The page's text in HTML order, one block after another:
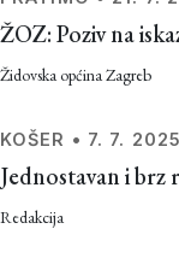
ŽOZ: Poziv na
Židovska općina Zagreb
KOŠER • 7. 7.
Jednostavan i
Redakcija